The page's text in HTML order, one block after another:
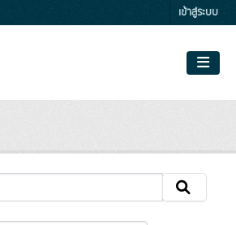
เข้าสู่ระบบ